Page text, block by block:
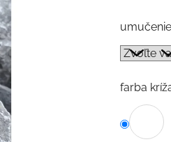
produktu
je
z
umučenie
farba